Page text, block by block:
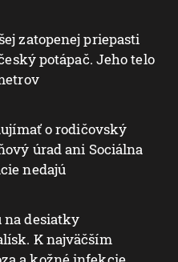
zatopenej priepasti
potápač. Jeho telo
o rodičovský
úrad ani Sociálna
nedajú
desiatky
K najväčším